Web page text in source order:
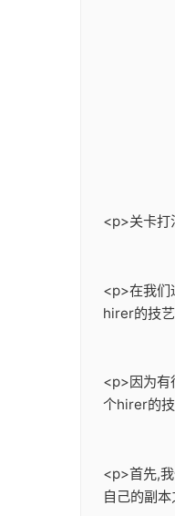
<p>关卡打
<p>在我们
hirer的技
<p>因为有
个hirer的
<p>首先,
自己的副